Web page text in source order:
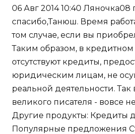
06 Авг 2014 10:40 Ляночка08
спасибо,Танюш. Время
том случае, если вы
Таким образом, в
отсутствуют кредиты,
юридическим лицам, не
реальной деятельности. Так
великого писателя - вовсе
Другие продукты: Кредиты
Популярные предложения